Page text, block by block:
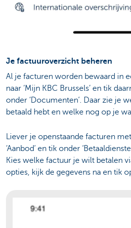
Je factuuroverzicht beheren
Al je facturen worden bewaard in
naar ‘Mijn KBC Brussels’ en tik
onder ‘Documenten’. Daar zie je
betaald hebt en welke nog op je
Liever je openstaande facturen
‘Aanbod’ en tik onder
Kies welke factuur je wilt betalen
opties, kijk de gegevens na en tik